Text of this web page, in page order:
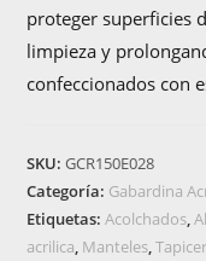
proteger superficies
limpieza y
confeccionados con
SKU:GCR150E028
Categoría: Gabardina
Etiquetas:Acolchados,
acrilica, Manteles,